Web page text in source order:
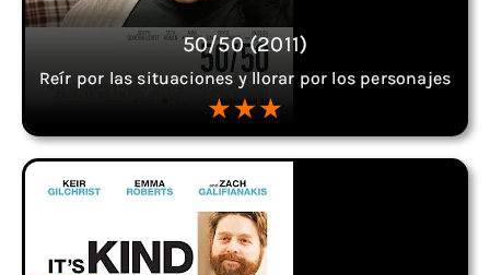
50/50 (2011)
Reír por las situaciones y llorar por los personajes